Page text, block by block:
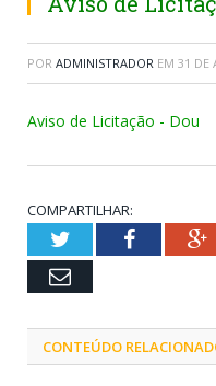
POR ADMINISTRADOR EM 31 DE
Aviso de Licitação - Dou
COMPARTILHAR:
TwitterFacebook
Email
CONTEÚDO